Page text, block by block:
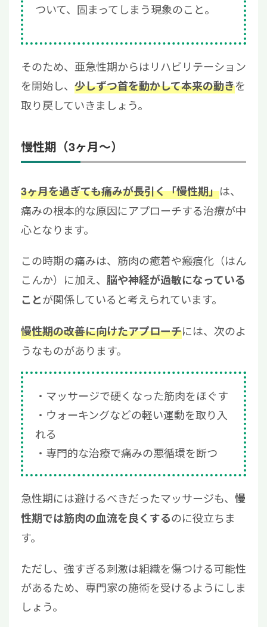
ついて、固まってしまう現象のこと。
そのため、亜急性期からはリハビリテーション
を開始し、 少しずつ首を動かして本来の動きを
取り戻していきましょう。
慢性期（3ヶ月～）
3ヶ月を過ぎても痛みが長引く「慢性期」は、
痛みの根本的な原因にアプローチする治療が中
心となります。
この時期の痛みは、筋肉の癒着や瘢痕化（はん
こんか）に加え、 脳や神経が過敏になっている
ことが関係していると考えられています。
慢性期の改善に向けたアプローチには、次のよ
うなものがあります。
マッサージで硬くなった筋肉をほぐす
ウォーキングなどの軽い運動を取り入
れる
専門的な治療で痛みの悪循環を断つ
急性期には避けるべきだったマッサージも、 慢
性期では筋肉の血流を良くするのに役立ちま
す。
ただし、強すぎる刺激は組織を傷つける可能性
があるため、専門家の施術を受けるようにしま
しょう。